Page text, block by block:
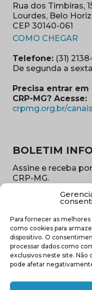
Para fornecer as
como cookies para
dispositivo. O
processar dados como
exclusivos neste site.
pode afetar
Rua dos Timbiras,
Lourdes, Belo
CEP 30140-061
COMO CHEGAR
Telefone: (31)
De segunda a
Precisa entrar
CRP-MG? Acesse:
crpmg.org.br/
BOLETIM
Assine e receba
CRP-MG.
E-
mail
(obrigatório)
Sub
região